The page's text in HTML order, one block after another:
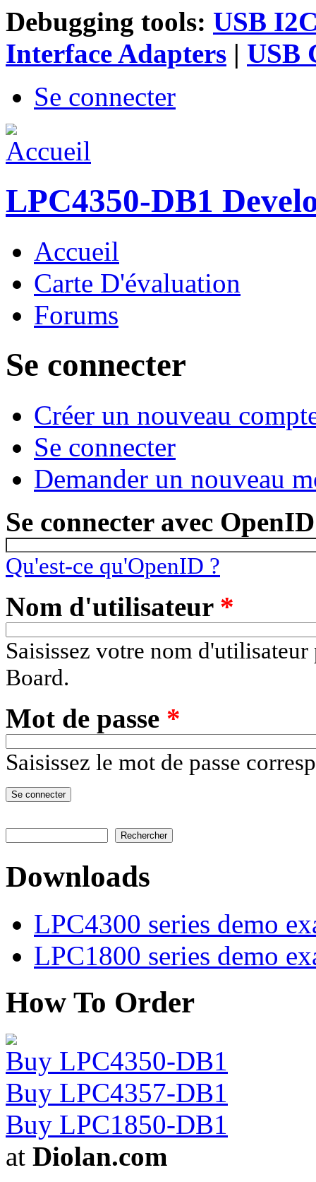
Debugging tools: USB
Interface Adapters | USB
Se connecter
LPC4350-DB1
Menu principal
Accueil
Carte D'évaluation
Forums
Se connecter
Onglets principaux
Créer un nouveau
Se connecter
Demander un nouveau
Se connecter avec OpenID
Qu'est-ce qu'OpenID ?
Nom d'utilisateur *
Saisissez votre nom
Board.
Mot de passe *
Saisissez le mot de passe
Formulaire de recherche
Downloads
LPC4300 series demo
LPC1800 series demo
How To Order
Buy LPC4350-DB1
Buy LPC4357-DB1
Buy LPC1850-DB1
at Diolan.com